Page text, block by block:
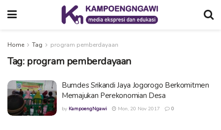
Home Tag program pemberdayaan
Tag: program pemberdayaan
Bumdes Srikandi Jaya Jogorogo Berkomitmen
Memajukan Perekonomian Desa
by KampoengNgawi Mon, 20 Nov 2017 0